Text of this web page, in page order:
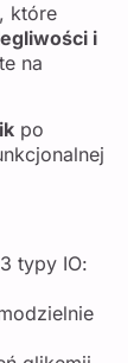
które
i
na
po
typy IO: